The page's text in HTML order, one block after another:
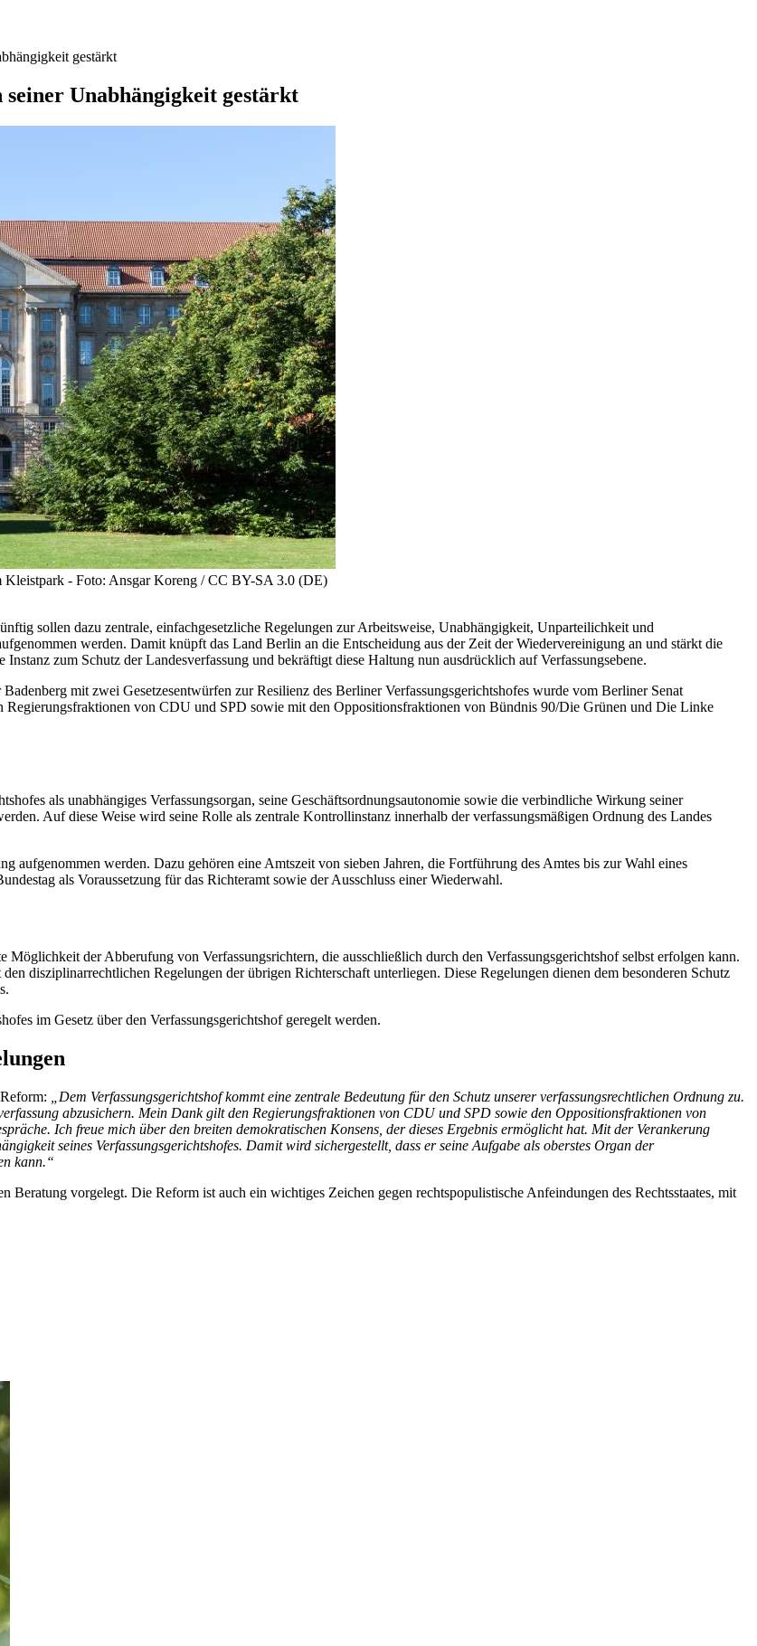
gestärkt
Unabhängigkeit gestärkt
Kleistpark - Foto: Ansgar Koreng / CC BY-SA 3.0 (DE)
sollen dazu zentrale, einfachgesetzliche Regelungen zur Arbeitsweise, Unabhängigkeit, Unparteilichkeit und
werden. Damit knüpft das Land Berlin an die Entscheidung aus der Zeit der Wiedervereinigung an und stärkt die
zum Schutz der Landesverfassung und bekräftigt diese Haltung nun ausdrücklich auf Verfassungsebene.
mit zwei Gesetzesentwürfen zur Resilienz des Berliner Verfassungsgerichtshofes wurde vom Berliner Senat
Regierungsfraktionen von CDU und SPD sowie mit den Oppositionsfraktionen von Bündnis 90/Die Grünen und Die Linke
als unabhängiges Verfassungsorgan, seine Geschäftsordnungsautonomie sowie die verbindliche Wirkung seiner
Auf diese Weise wird seine Rolle als zentrale Kontrollinstanz innerhalb der verfassungsmäßigen Ordnung des Landes
aufgenommen werden. Dazu gehören eine Amtszeit von sieben Jahren, die Fortführung des Amtes bis zur Wahl eines
als Voraussetzung für das Richteramt sowie der Ausschluss einer Wiederwahl.
Möglichkeit der Abberufung von Verfassungsrichtern, die ausschließlich durch den Verfassungsgerichtshof selbst erfolgen kann.
disziplinarrechtlichen Regelungen der übrigen Richterschaft unterliegen. Diese Regelungen dienen dem besonderen Schutz
im Gesetz über den Verfassungsgerichtshof geregelt werden.
„Dem Verfassungsgerichtshof kommt eine zentrale Bedeutung für den Schutz unserer verfassungsrechtlichen Ordnung zu.
abzusichern. Mein Dank gilt den Regierungsfraktionen von CDU und SPD sowie den Oppositionsfraktionen von
Ich freue mich über den breiten demokratischen Konsens, der dieses Ergebnis ermöglicht hat. Mit der Verankerung
seines Verfassungsgerichtshofes. Damit wird sichergestellt, dass er seine Aufgabe als oberstes Organ der
kann.“
vorgelegt. Die Reform ist auch ein wichtiges Zeichen gegen rechtspopulistische Anfeindungen des Rechtsstaates, mit